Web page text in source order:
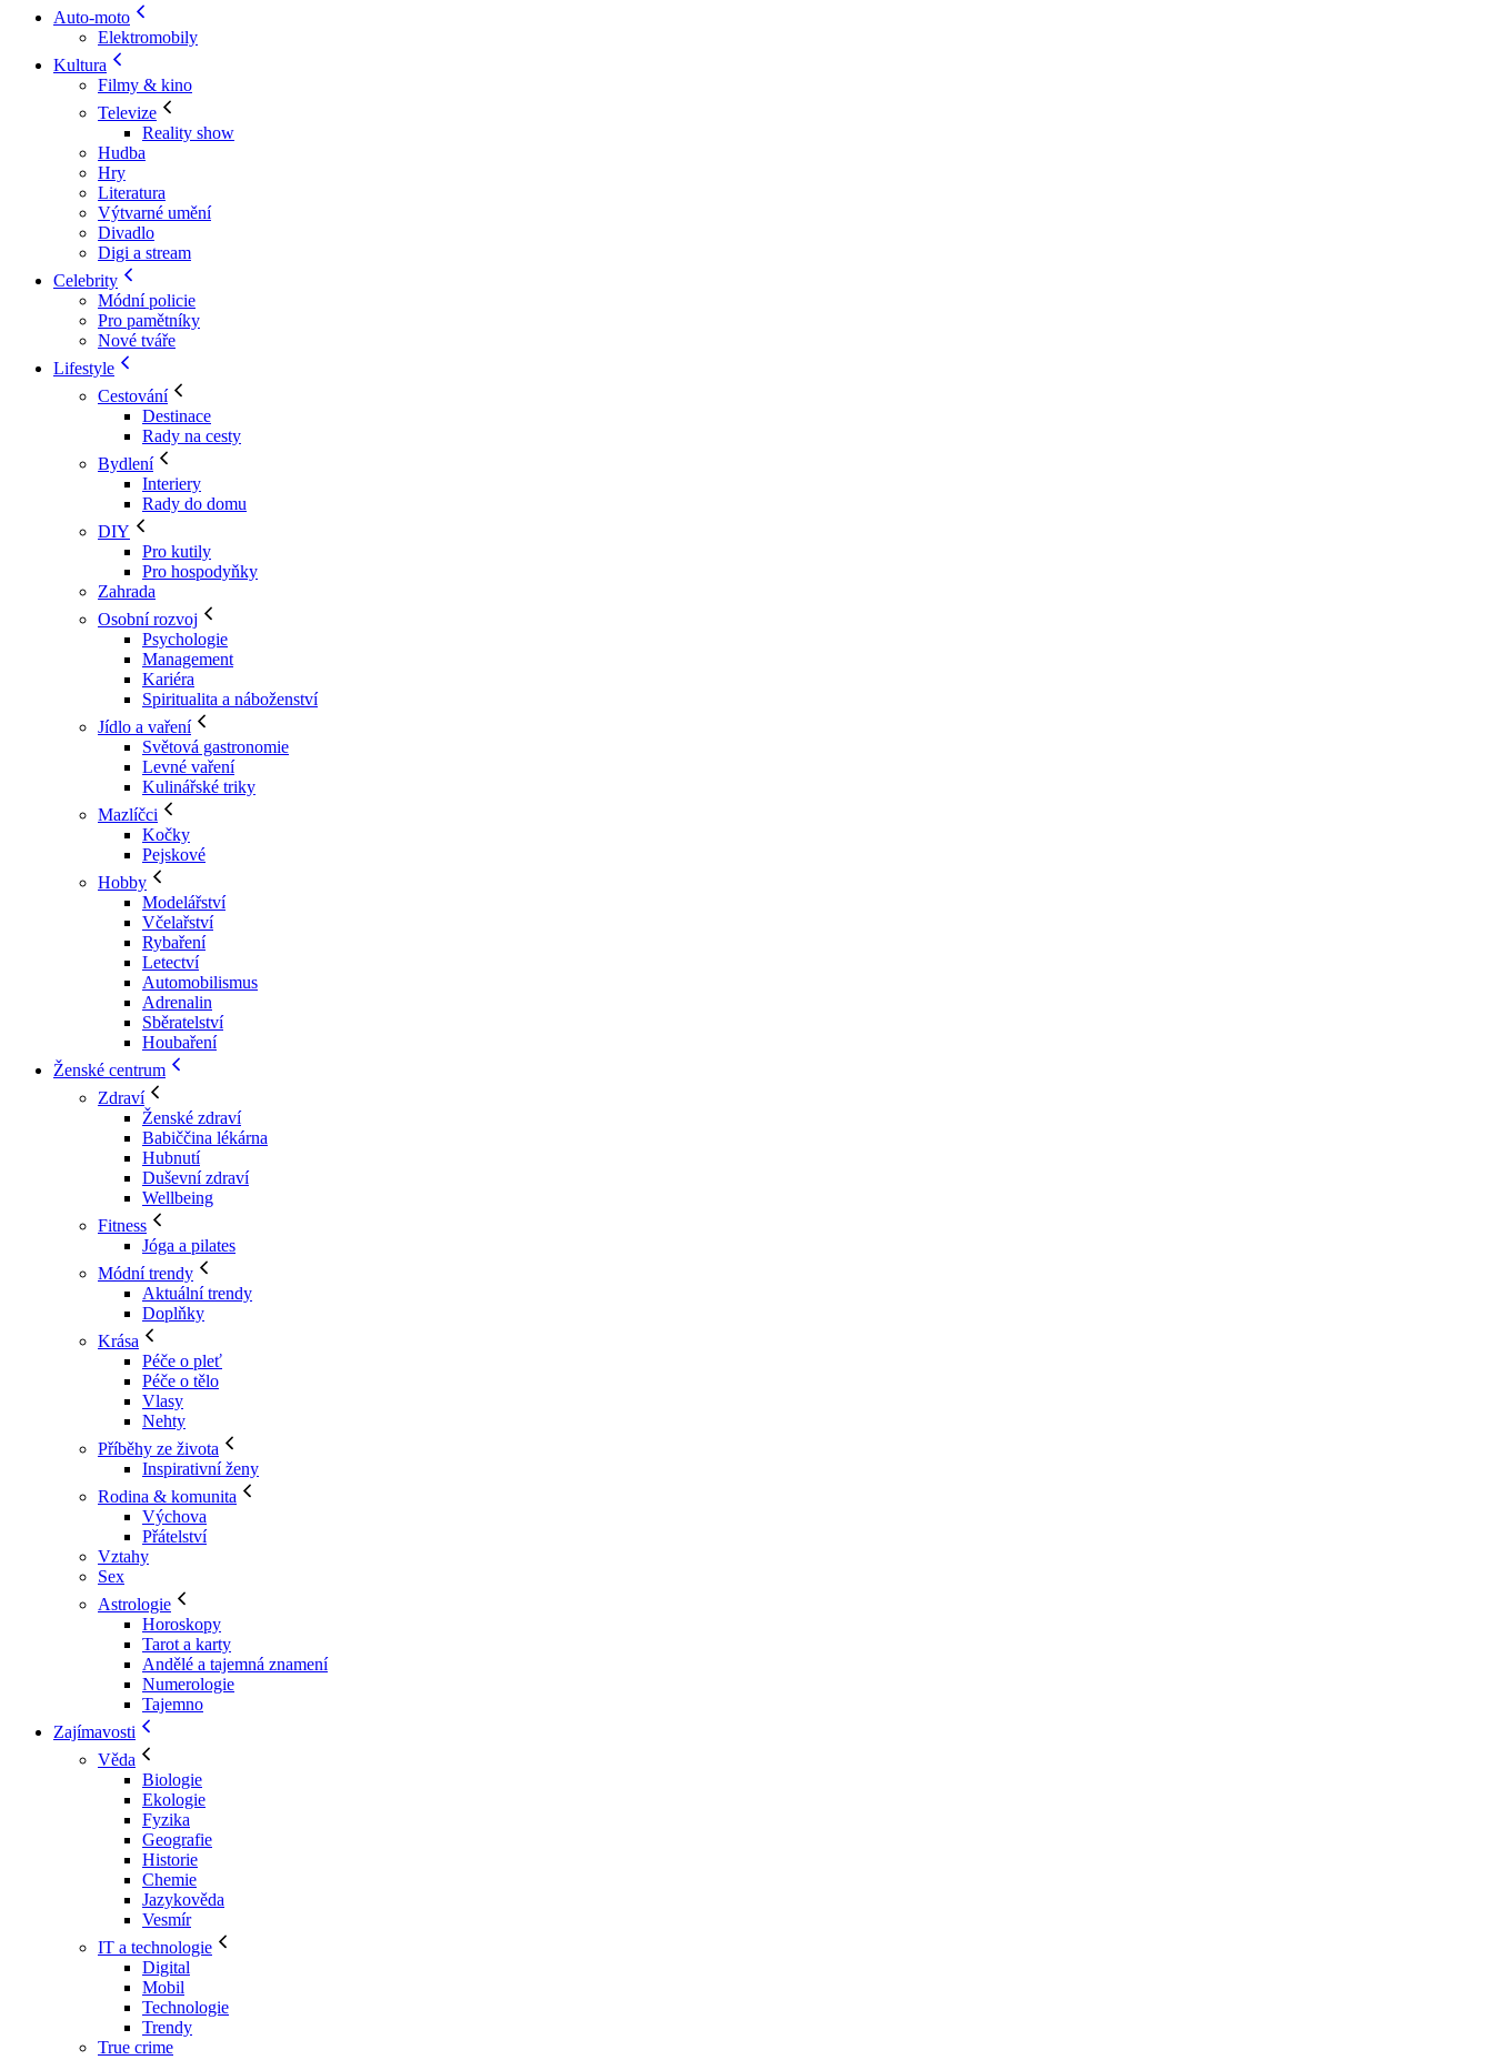
Auto-moto
Elektromobily
Kultura
Filmy & kino
Televize
Reality show
Hudba
Hry
Literatura
Výtvarné umění
Divadlo
Digi a stream
Celebrity
Módní policie
Pro pamětníky
Nové tváře
Lifestyle
Cestování
Destinace
Rady na cesty
Bydlení
Interiery
Rady do domu
DIY
Pro kutily
Pro hospodyňky
Zahrada
Osobní rozvoj
Psychologie
Management
Kariéra
Spiritualita a náboženství
Jídlo a vaření
Světová gastronomie
Levné vaření
Kulinářské triky
Mazlíčci
Kočky
Pejskové
Hobby
Modelářství
Včelařství
Rybaření
Letectví
Automobilismus
Adrenalin
Sběratelství
Houbaření
Ženské centrum
Zdraví
Ženské zdraví
Babiččina lékárna
Hubnutí
Duševní zdraví
Wellbeing
Fitness
Jóga a pilates
Módní trendy
Aktuální trendy
Doplňky
Krása
Péče o pleť
Péče o tělo
Vlasy
Nehty
Příběhy ze života
Inspirativní ženy
Rodina & komunita
Výchova
Přátelství
Vztahy
Sex
Astrologie
Horoskopy
Tarot a karty
Andělé a tajemná znamení
Numerologie
Tajemno
Zajímavosti
Věda
Biologie
Ekologie
Fyzika
Geografie
Historie
Chemie
Jazykověda
Vesmír
IT a technologie
Digital
Mobil
Technologie
Trendy
True crime